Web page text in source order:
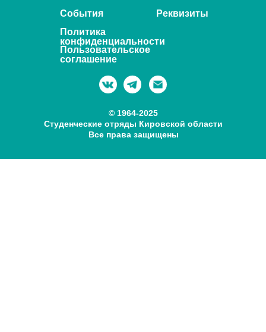
© 1964-2025
Студенческие отряды Кировской области
Все права защищены
События
Реквизиты
Пользовательское
соглашение
Политика
конфиденциальности